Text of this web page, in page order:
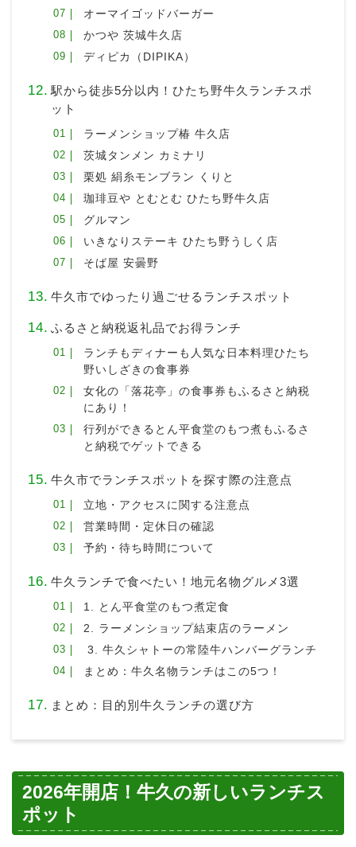
オーマイゴッドバーガー
かつや 茨城牛久店
ディピカ（DIPIKA）
駅から徒歩5分以内！ひたち野牛久ランチスポ
ット
ラーメンショップ椿 牛久店
茨城タンメン カミナリ
栗処 絹糸モンブラン くりと
珈琲豆や とむとむ ひたち野牛久店
グルマン
いきなりステーキ ひたち野うしく店
そば屋 安曇野
牛久市でゆったり過ごせるランチスポット
ふるさと納税返礼品でお得ランチ
ランチもディナーも人気な日本料理ひたち
野いしざきの食事券
女化の「落花亭」の食事券もふるさと納税
にあり！
行列ができるとん平食堂のもつ煮もふるさ
と納税でゲットできる
牛久市でランチスポットを探す際の注意点
立地・アクセスに関する注意点
営業時間・定休日の確認
予約・待ち時間について
牛久ランチで食べたい！地元名物グルメ3選
1. とん平食堂のもつ煮定食
2. ラーメンショップ結束店のラーメン
3. 牛久シャトーの常陸牛ハンバーグランチ
まとめ：牛久名物ランチはこの5つ！
まとめ：目的別牛久ランチの選び方
2026年開店！牛久の新しいランチス
ポット